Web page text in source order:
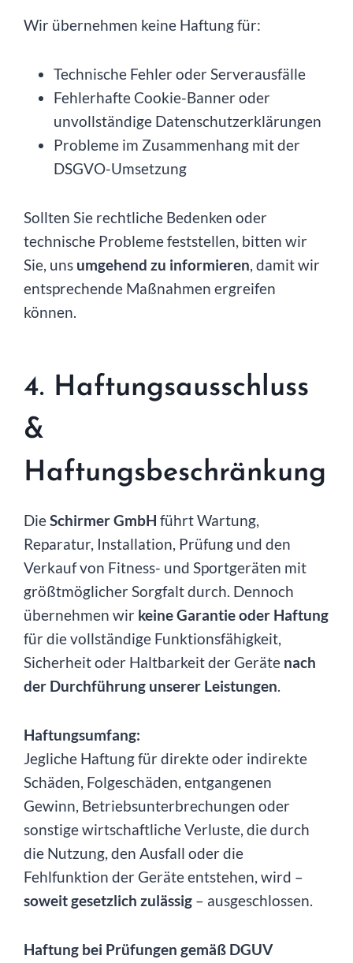
Wir übernehmen keine Haftung für:
Technische Fehler oder Serverausfälle
Fehlerhafte Cookie-Banner oder
unvollständige Datenschutzerklärungen
Probleme im Zusammenhang mit der
DSGVO-Umsetzung
Sollten Sie rechtliche Bedenken oder
technische Probleme feststellen, bitten wir
Sie, uns umgehend zu informieren, damit wir
entsprechende Maßnahmen ergreifen
können.
4. Haftungsausschluss
&
Haftungsbeschränkung
DieSchirmer GmbH führt Wartung,
Reparatur, Installation, Prüfung und den
Verkauf von Fitness- und Sportgeräten mit
größtmöglicher Sorgfalt durch. Dennoch
übernehmen wir keine Garantie oder Haftung
für die vollständige Funktionsfähigkeit,
Sicherheit oder Haltbarkeit der Geräte nach
der Durchführung unserer Leistungen.
Haftungsumfang:
Jegliche Haftung für direkte oder indirekte
Schäden, Folgeschäden, entgangenen
Gewinn, Betriebsunterbrechungen oder
sonstige wirtschaftliche Verluste, die durch
die Nutzung, den Ausfall oder die
Fehlfunktion der Geräte entstehen, wird –
soweit gesetzlich zulässig – ausgeschlossen.
Haftung bei Prüfungen gemäß DGUV